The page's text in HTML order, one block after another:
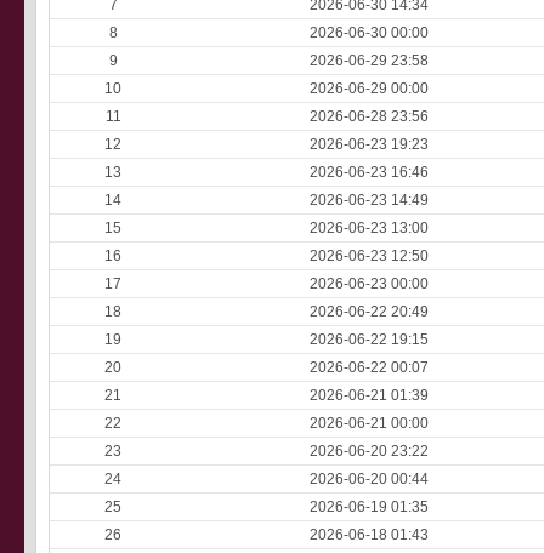
7
2026-06-30 14:34
8
2026-06-30 00:00
9
2026-06-29 23:58
10
2026-06-29 00:00
11
2026-06-28 23:56
12
2026-06-23 19:23
13
2026-06-23 16:46
14
2026-06-23 14:49
15
2026-06-23 13:00
16
2026-06-23 12:50
17
2026-06-23 00:00
18
2026-06-22 20:49
19
2026-06-22 19:15
20
2026-06-22 00:07
21
2026-06-21 01:39
22
2026-06-21 00:00
23
2026-06-20 23:22
24
2026-06-20 00:44
25
2026-06-19 01:35
26
2026-06-18 01:43